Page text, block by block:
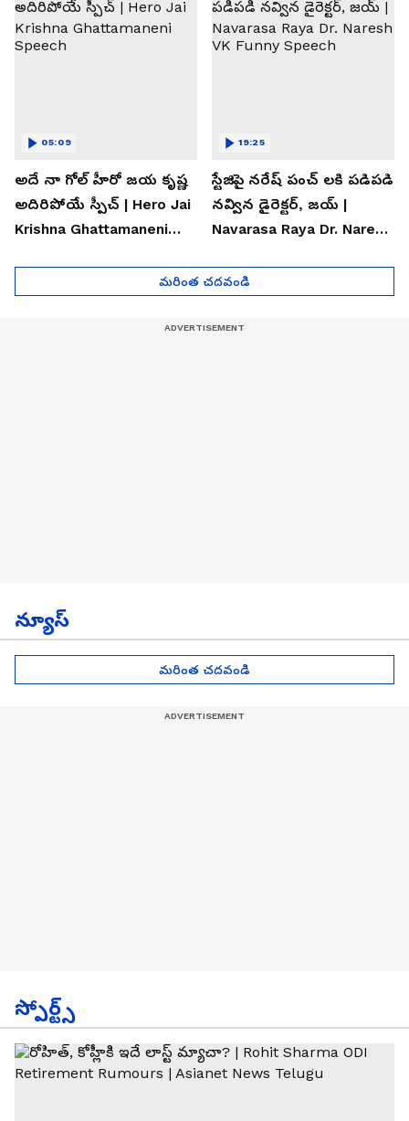
అదే నా గోల్ హీరో జయ కృష్ణ
అదిరిపోయే స్పీచ్ | Hero Jai
Krishna Ghattamaneni
05:09
స్టేజిపై నరేష్ పంచ్ లకి పడిపడి
నవ్విన డైరెక్టర్, జయ్ |
Navarasa Raya Dr. Naresh
19:25
మరింత చదవండి
న్యూస్
మరింత చదవండి
స్పోర్ట్స్